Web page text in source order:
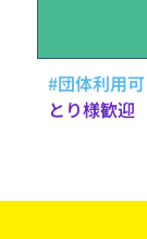
#団体利用可
とり様歓迎